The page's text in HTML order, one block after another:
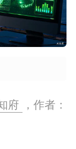
府
，作者：